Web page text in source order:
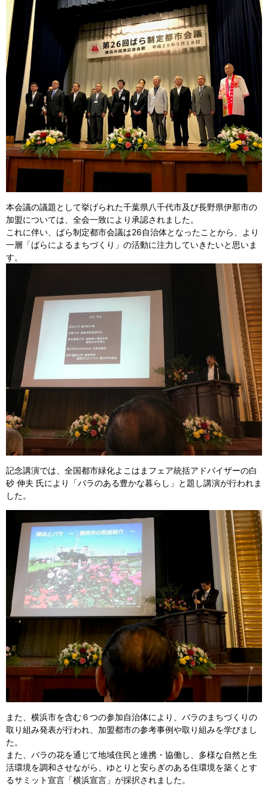
本会議の議題として挙げられた千葉県八千代市及び長野県伊那市の
加盟については、全会一致により承認されました。
これに伴い、ばら制定都市会議は26自治体となったことから、より
一層「ばらによるまちづくり」の活動に注力していきたいと思いま
す。
記念講演では、全国都市緑化よこはまフェア統括アドバイザーの白
砂 伸夫 氏により「バラのある豊かな暮らし」と題し講演が行われま
した。
また、横浜市を含む６つの参加自治体により、バラのまちづくりの
取り組み発表が行われ、加盟都市の参考事例や取り組みを学びまし
た。
また、バラの花を通じて地域住民と連携・協働し、多様な自然と生
活環境を調和させながら、ゆとりと安らぎのある住環境を築くとす
るサミット宣言「横浜宣言」が採択されました。